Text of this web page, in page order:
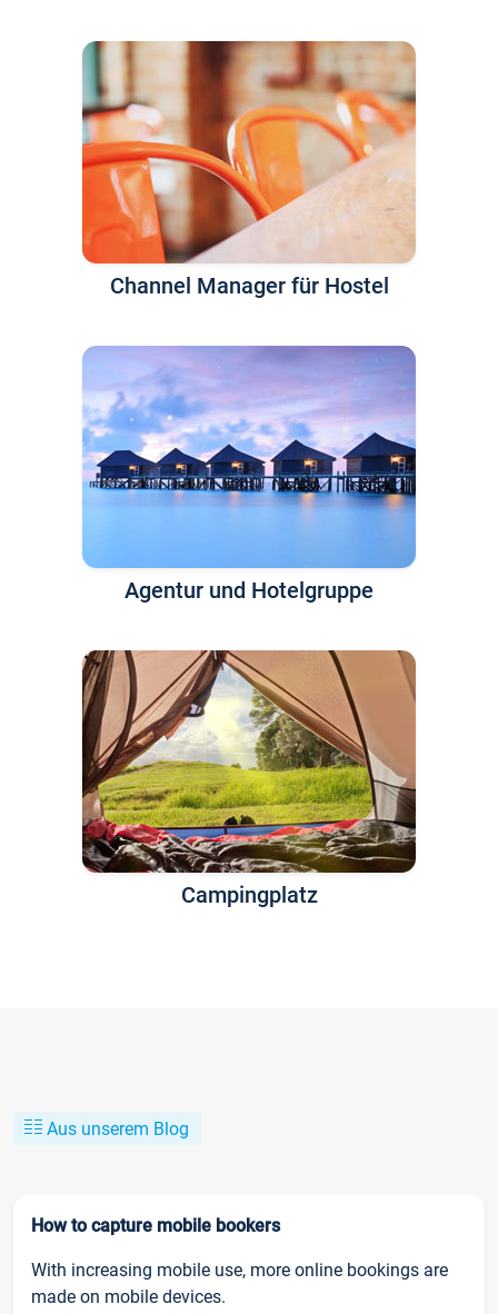
Channel Manager für Hostel
Agentur und Hotelgruppe
Campingplatz
Aus unserem Blog
How to capture mobile bookers
With increasing mobile use, more online bookings are
made on mobile devices.